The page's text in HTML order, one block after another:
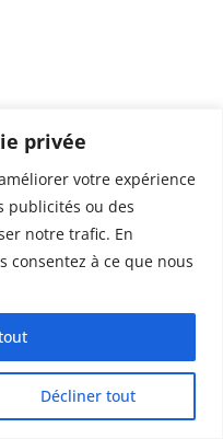
privée
votre expérience
publicités ou des
notre trafic. En
consentez à ce que nous
Décliner tout